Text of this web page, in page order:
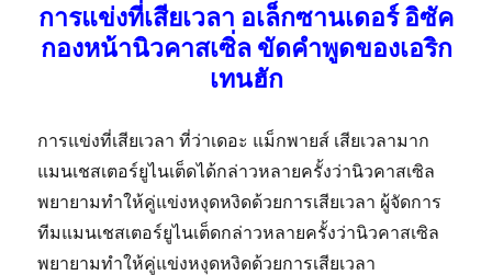
การแข่งที่เสียเวลา อเล็กซานเดอร์ อิซัค
กองหน้านิวคาสเซิ่ล ขัดคำพูดของเอริก
เทนฮัก
การแข่งที่เสียเวลา ที่ว่าเดอะ แม็กพายส์ เสียเวลามาก
แมนเชสเตอร์ยูไนเต็ดได้กล่าวหลายครั้งว่านิวคาสเซิล
พยายามทำให้คู่แข่งหงุดหงิดด้วยการเสียเวลา ผู้จัดการ
ทีมแมนเชสเตอร์ยูไนเต็ดกล่าวหลายครั้งว่านิวคาสเซิล
พยายามทำให้คู่แข่งหงุดหงิดด้วยการเสียเวลา